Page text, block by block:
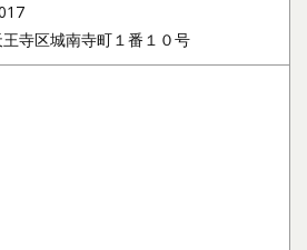
寺区城南寺町１番１０号